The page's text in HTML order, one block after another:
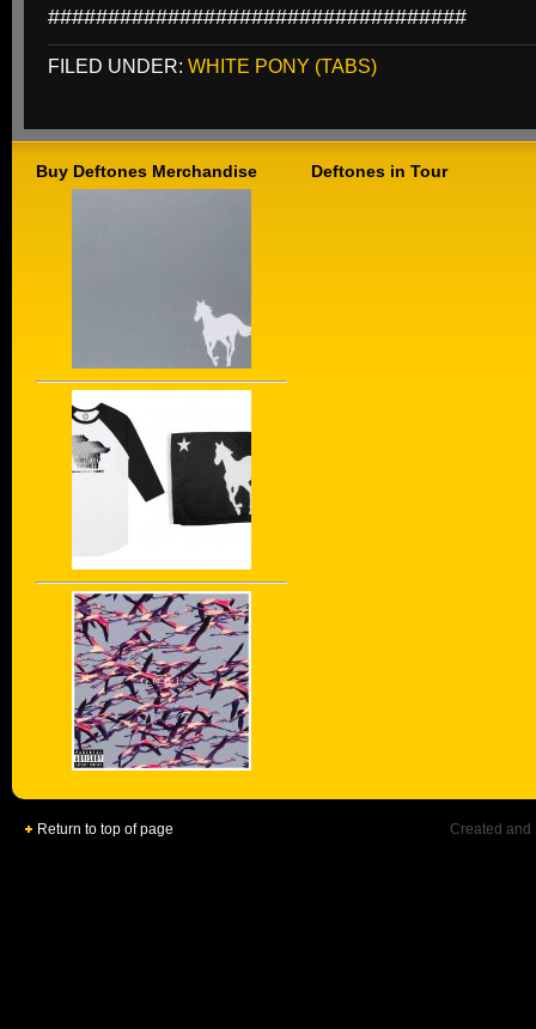
###################################
FILED UNDER: WHITE PONY (TABS)
Buy Deftones Merchandise Deftones in Tour
Return to top of page Created